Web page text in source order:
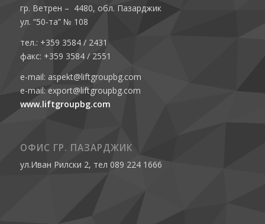
гр. Ветрен – 4480, обл. Пазарджик
ул. “50-та” № 108
тел.: +359 3584 / 2431
факс: +359 3584 / 2551
e-mail: aspekt@liftgroupbg.com
e-mail: export@liftgroupbg.com
www.liftgroupbg.com
ОФИС ГР. ПАЗАРДЖИК
ул.Иван Рилски 2, тел 089 224 1666